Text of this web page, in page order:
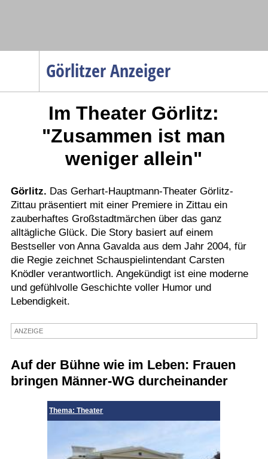
Görlitzer Anzeiger
Menüpunkte
Gesellschaft
Verkehr
Gesundheit
Kultur
Sport
Termine
Kostenlos
Im Theater Görlitz:
"Zusammen ist man
weniger allein"
Görlitz. Das Gerhart-Hauptmann-Theater Görlitz-
Zittau präsentiert mit einer Premiere in Zittau ein
zauberhaftes Großstadtmärchen über das ganz
alltägliche Glück. Die Story basiert auf einem
Bestseller von Anna Gavalda aus dem Jahr 2004, für
die Regie zeichnet Schauspielintendant Carsten
Knödler verantwortlich. Angekündigt ist eine moderne
und gefühlvolle Geschichte voller Humor und
Lebendigkeit.
ANZEIGE
Auf der Bühne wie im Leben: Frauen
bringen Männer-WG durcheinander
Thema: Theater